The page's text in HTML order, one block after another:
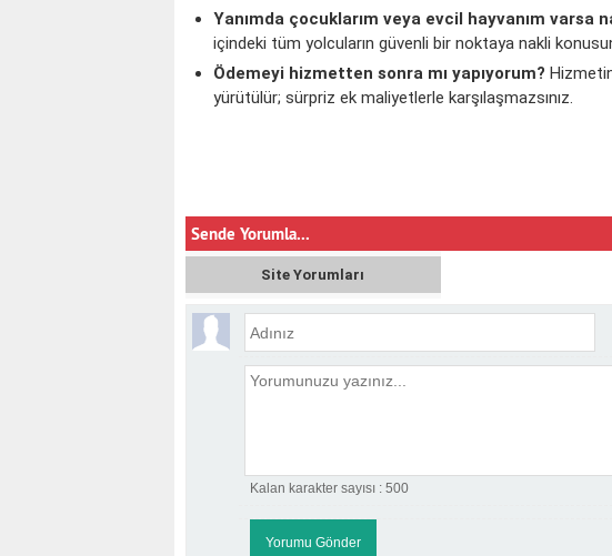
Yanımda çocuklarım veya evcil hayvanım varsa
içindeki tüm yolcuların güvenli bir noktaya nakli
Ödemeyi hizmetten sonra mı yapıyorum?
yürütülür; sürpriz ek maliyetlerle karşılaşmazsınız.
Sende Yorumla...
Site Yorumları
Kalan karakter sayısı : 500